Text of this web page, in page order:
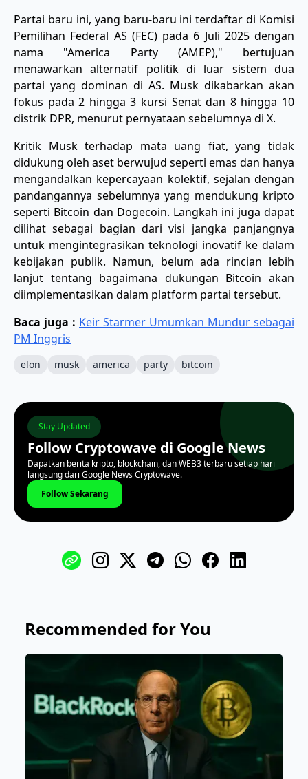
Partai baru ini, yang baru-baru ini terdaftar di Komisi
Pemilihan Federal AS (FEC) pada 6 Juli 2025 dengan
nama "America Party (AMEP)," bertujuan
menawarkan alternatif politik di luar sistem dua
partai yang dominan di AS. Musk dikabarkan akan
fokus pada 2 hingga 3 kursi Senat dan 8 hingga 10
distrik DPR, menurut pernyataan sebelumnya di X.
Kritik Musk terhadap mata uang fiat, yang tidak
didukung oleh aset berwujud seperti emas dan hanya
mengandalkan kepercayaan kolektif, sejalan dengan
pandangannya sebelumnya yang mendukung kripto
seperti Bitcoin dan Dogecoin. Langkah ini juga dapat
dilihat sebagai bagian dari visi jangka panjangnya
untuk mengintegrasikan teknologi inovatif ke dalam
kebijakan publik. Namun, belum ada rincian lebih
lanjut tentang bagaimana dukungan Bitcoin akan
diimplementasikan dalam platform partai tersebut.
Baca juga : Keir Starmer Umumkan Mundur sebagai
PM Inggris
elon musk america party bitcoin
Stay Updated
Follow Cryptowave di Google News
Dapatkan berita kripto, blockchain, dan WEB3 terbaru setiap hari
langsung dari Google News Cryptowave.
Follow Sekarang
Recommended for You